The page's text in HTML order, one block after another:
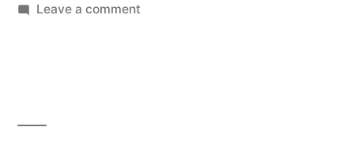
by
Leave a commenton